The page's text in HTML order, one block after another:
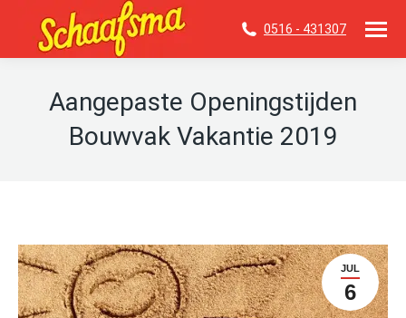
0516 - 431307
Aangepaste Openingstijden
Bouwvak Vakantie 2019
JUL
6